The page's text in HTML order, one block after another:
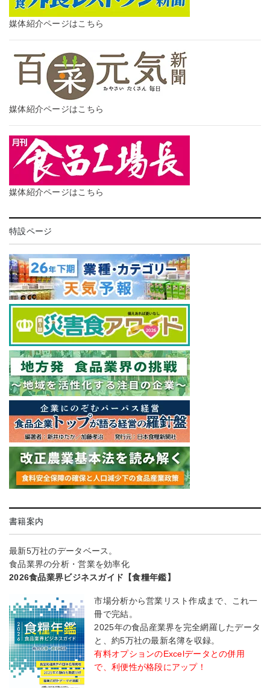
媒体紹介ページはこちら
媒体紹介ページはこちら
媒体紹介ページはこちら
特設ページ
書籍案内
最新5万社のデータベース。
食品業界の分析・営業を効率化
2026食品業界ビジネスガイド【食糧年鑑】
市場分析から営業リスト作成まで、これ一
冊で完結。
2025年の食品産業界を完全網羅したデータ
と、約5万社の最新名簿を収録。
有料オプションのExcelデータとの併用
で、利便性が格段にアップ！